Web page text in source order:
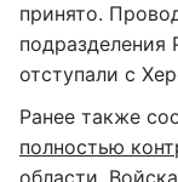
принято.
отступали с
Ранее также
полностью
области.